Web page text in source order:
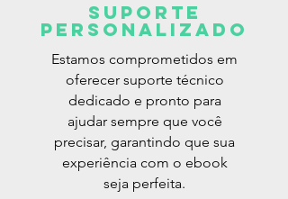
Suporte
personalizado
Estamos comprometidos em
oferecer suporte técnico
dedicado e pronto para
ajudar sempre que você
precisar, garantindo que sua
experiência com o ebook
seja perfeita.